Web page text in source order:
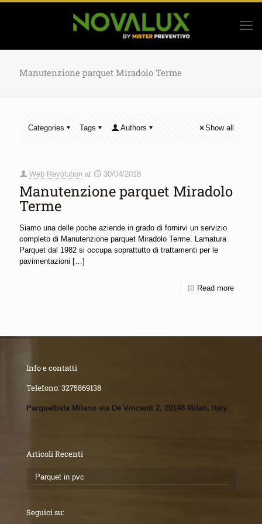
Manutenzione parquet Miradolo Terme
Categories Tags Authors Show all
Web Revolution at 30/04/2018
Manutenzione parquet Miradolo
Terme
Siamo una delle poche aziende in grado di fornirvi un servizio
completo di Manutenzione parquet Miradolo Terme. Lamatura
Parquet dal 1982 si occupa soprattutto di trattamenti per le
pavimentazioni […]
Read more
Info e contatti
Telefono:3275869138
Parquettista Milano via De Vincenti 2, 20148 Milan, Italy
Articoli Recenti
Parquet in pvc
Seguici su: